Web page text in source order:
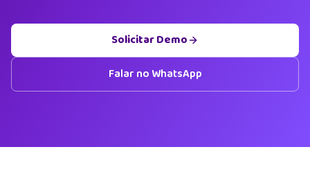
Solicitar Demo
Falar no WhatsApp